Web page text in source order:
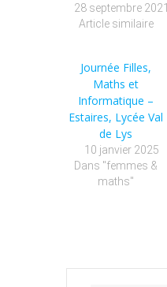
28 septembre 2021
Article similaire
Journée Filles,
Maths et
Informatique –
Estaires, Lycée Val
de Lys
10 janvier 2025
Dans "femmes &
maths"